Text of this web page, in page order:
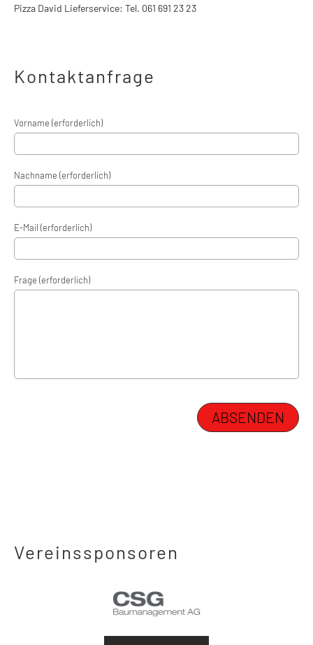
Pizza David Lieferservice: Tel. 061 691 23 23
Kontaktanfrage
Vorname (erforderlich)
Nachname (erforderlich)
E-Mail (erforderlich)
Frage (erforderlich)
Vereinssponsoren